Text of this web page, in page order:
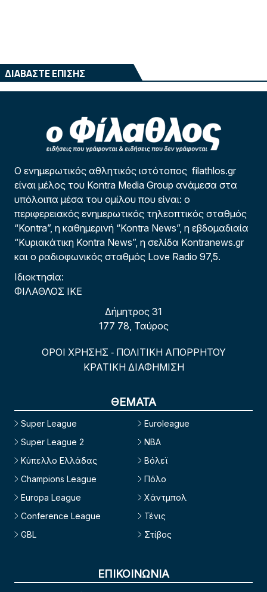
ΔΙΑΒΑΣΤΕ ΕΠΙΣΗΣ
Ο ενημερωτικός αθλητικός ιστότοπος filathlos.gr
είναι μέλος του Kontra Media Group ανάμεσα στα
υπόλοιπα μέσα του ομίλου που είναι: ο
περιφερειακός ενημερωτικός τηλεοπτικός σταθμός
“Kontra”, η καθημερινή “Kontra News”, η εβδομαδιαία
“Κυριακάτικη Kontra News”, η σελίδα Kontranews.gr
και ο ραδιοφωνικός σταθμός Love Radio 97,5.
Ιδιοκτησία:
ΦΙΛΑΘΛΟΣ ΙΚΕ
Δήμητρος 31
177 78, Ταύρος
ΟΡΟΙ ΧΡΗΣΗΣ - ΠΟΛΙΤΙΚΗ ΑΠΟΡΡΗΤΟΥ
ΚΡΑΤΙΚΗ ΔΙΑΦΗΜΙΣΗ
ΘΕΜΑΤΑ
Super League
Super League 2
Κύπελλο Ελλάδας
Champions League
Europa League
Conference League
GBL
Euroleague
NBA
Βόλεϊ
Πόλο
Χάντμπολ
Τένις
Στίβος
ΕΠΙΚΟΙΝΩΝΙΑ